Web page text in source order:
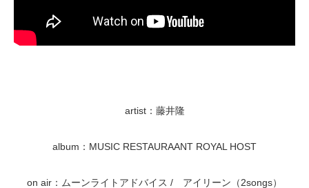
artist：藤井隆
album：MUSIC RESTAURAANT ROYAL HOST
on air：ムーンライトアドバイス / アイリーン（2songs）